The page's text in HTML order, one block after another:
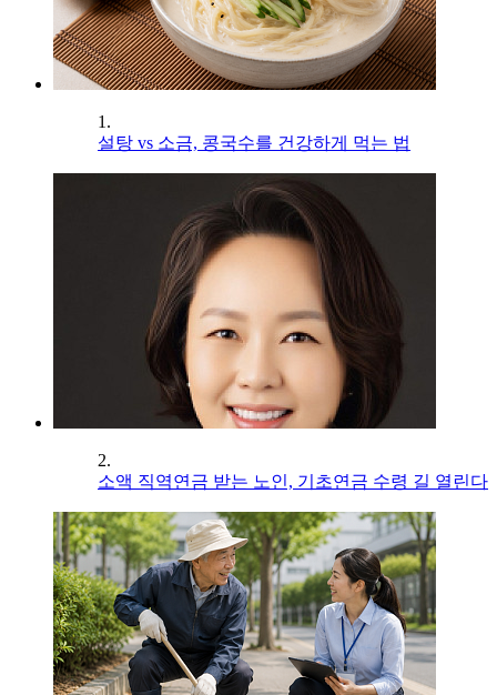
1.
설탕 vs 소금, 콩국수를 건강하게 먹는 법
2.
소액 직역연금 받는 노인, 기초연금 수령 길 열린다